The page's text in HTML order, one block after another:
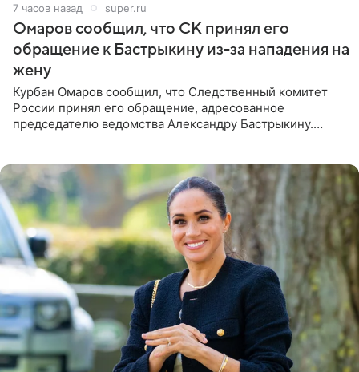
8 часов назад super.ru
Омаров сообщил, что СК принял его
обращение к Бастрыкину из-за нападения на
жену
Курбан Омаров сообщил, что Следственный комитет
России принял его обращение, адресованное
председателю ведомства Александру Бастрыкину.